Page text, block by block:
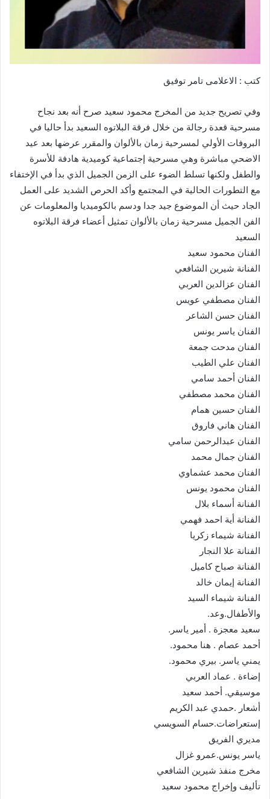
كتب : الاعلامى تامر توفيق
وفي تصريح جديد من المخرج محمود سعيد صرح أنه بعد نجاح
مسرحية قعدة رجالة من خلال فرقة البلاتوه السعيد بدأ حاليا في
البروفات الأولي لمسرحية زمان بالألوان والمقرر عرضها بعد عيد
الاضحي مباشرة وهي مسرحية إجتماعية كوميدية هادفة للأسرة
والطفل ولكنها تسلط الضوء على الزمن الجميل الذي بدأ في الإختفاء
مع التطورات الحالية في المجتمع وأكد الحرص الشديد على العمل
الجاد حيث أن الموضوع جيد جدا ودسم بالكوميديا والمعلومات عن
الفن الجميل مسرحية زمان بالألوان تمثيل أعضاء فرقة البلاتوه
السعيد
الفنان محمود سعيد
الفنانة شيرين الشافعي
الفنان عزالدين العربي
الفنان مصطفي عويس
الفنان حسن الشاعر
الفنان ياسر يونس
الفنان مدحت جمعة
الفنان علي الطيب
الفنان أحمد سامي
الفنان محمد مصطفي
الفنان حسين همام
الفنان هاني فاروق
الفنان عبدالرحمن سامي
الفنان جمال محمد
الفنان محمد عشماوي
الفنان محمود يونس
الفنانة أسماء بلال
الفنانة أية احمد فهمي
الفنانة شيماء زكريا
الفنانة علا النجار
الفنانة صباح كاميل
الفنانة إيمان خالد
الفنانة شيماء السيد
والأطفال.وعد.
سعيد معجزة . أمير ياسر.
أحمد عصام . هنا محمود.
يمني ياسر. بيري محمود.
إضاءة . عماد العربي
موسيقي. أحمد سعيد
أشعار .حمدي عبد الكريم
إستعراضات.حسام السويسي
مديري الفريق
ياسر يونس.عمرو غزال
مخرج منفذ شيرين الشافعي
تأليف وإخراج محمود سعيد